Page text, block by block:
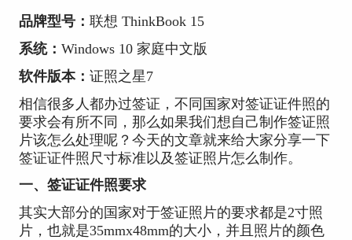
品牌型号： 联想 ThinkBook 15
系统： Windows 10 家庭中文版
软件版本： 证照之星7
相信很多人都办过签证，不同国家对签证证件照的
要求会有所不同，那么如果我们想自己制作签证照
片该怎么处理呢？今天的文章就来给大家分享一下
签证证件照尺寸标准以及签证照片怎么制作。
一、签证证件照要求
其实大部分的国家对于签证照片的要求都是2寸照
片，也就是35mmx48mm的大小，并且照片的颜色